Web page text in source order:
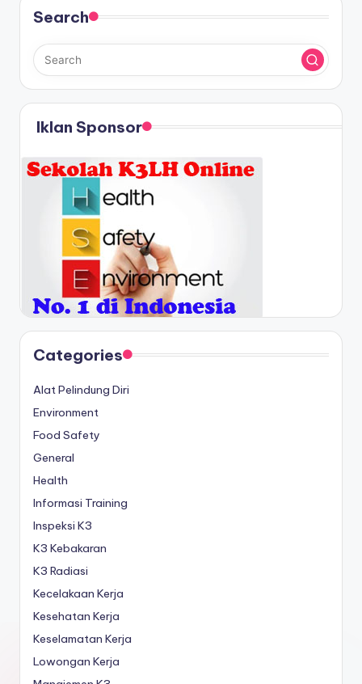
Search
Iklan Sponsor
Categories
Alat Pelindung Diri
Environment
Food Safety
General
Health
Informasi Training
Inspeksi K3
K3 Kebakaran
K3 Radiasi
Kecelakaan Kerja
Kesehatan Kerja
Keselamatan Kerja
Lowongan Kerja